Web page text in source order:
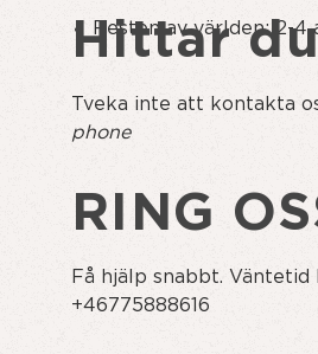
Resten av världen: 2-4
Hittar
Tveka inte att kontakta
phone
RING
Få hjälp snabbt.
+46775888616